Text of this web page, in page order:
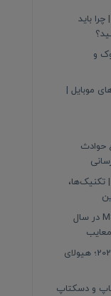
باید
و
موبایل |
حوادث
تکنیک‌ها،
۱۰ مدل برتر All‑in‑One کامپیوترهای MSI در سال
5 لپ‌تاپ گیمینگ برتر MSI در سال 2025؛ هیولای
و دسکتاپ